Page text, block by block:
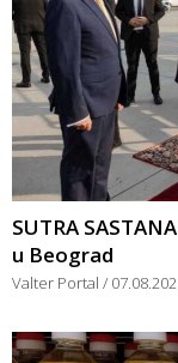
SUTRA
u Beograd
Valter Portal